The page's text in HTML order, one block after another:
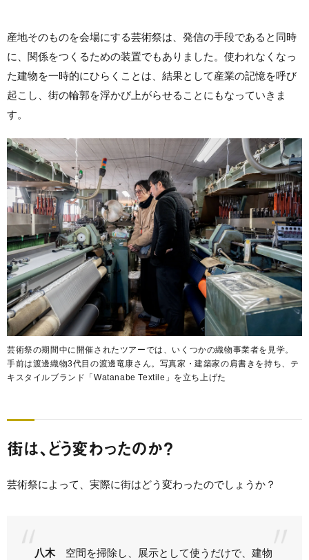
産地そのものを会場にする芸術祭は、発信の手段であると同時
に、関係をつくるための装置でもありました。使われなくなっ
た建物を一時的にひらくことは、結果として産業の記憶を呼び
起こし、街の輪郭を浮かび上がらせることにもなっていきま
す。
芸術祭の期間中に開催されたツアーでは、いくつかの織物事業者を見学。
手前は渡邊織物3代目の渡邊竜康さん。写真家・建築家の肩書きを持ち、テ
キスタイルブランド「Watanabe Textile」を立ち上げた
街は、どう変わったのか？
芸術祭によって、実際に街はどう変わったのでしょうか？
八木空間を掃除し、展示として使うだけで、建物